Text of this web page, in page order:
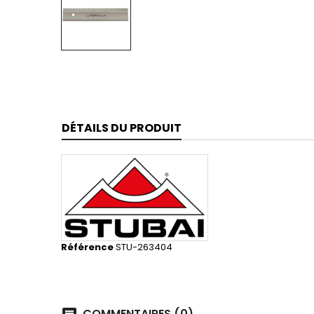
DÉTAILS DU PRODUIT
RéférenceSTU-263404